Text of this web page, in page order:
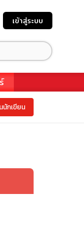
เข้าสู่ระบบ
นักเขียน